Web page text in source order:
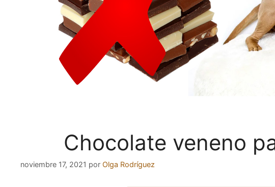
Chocolate veneno
noviembre 17, 2021 por Olga Rodríguez